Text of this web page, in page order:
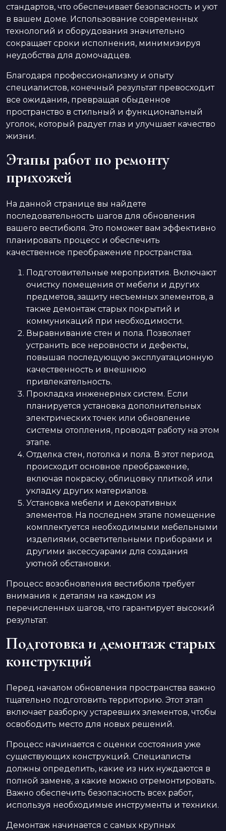
стандартов, что обеспечивает безопасность и уют
в вашем доме. Использование современных
технологий и оборудования значительно
сокращает сроки исполнения, минимизируя
неудобства для домочадцев.
Благодаря профессионализму и опыту
специалистов, конечный результат превосходит
все ожидания, превращая обыденное
пространство в стильный и функциональный
уголок, который радует глаз и улучшает качество
жизни.
Этапы работ по ремонту
прихожей
На данной странице вы найдете
последовательность шагов для обновления
вашего вестибюля. Это поможет вам эффективно
планировать процесс и обеспечить
качественное преображение пространства.
Подготовительные мероприятия. Включают
очистку помещения от мебели и других
предметов, защиту несъемных элементов, а
также демонтаж старых покрытий и
коммуникаций при необходимости.
Выравнивание стен и пола. Позволяет
устранить все неровности и дефекты,
повышая последующую эксплуатационную
качественность и внешнюю
привлекательность.
Прокладка инженерных систем. Если
планируется установка дополнительных
электрических точек или обновление
системы отопления, проводят работу на этом
этапе.
Отделка стен, потолка и пола. В этот период
происходит основное преображение,
включая покраску, облицовку плиткой или
укладку других материалов.
Установка мебели и декоративных
элементов. На последнем этапе помещение
комплектуется необходимыми мебельными
изделиями, осветительными приборами и
другими аксессуарами для создания
уютной обстановки.
Процесс возобновления вестибюля требует
внимания к деталям на каждом из
перечисленных шагов, что гарантирует высокий
результат.
Подготовка и демонтаж старых
конструкций
Перед началом обновления пространства важно
тщательно подготовить территорию. Этот этап
включает разборку устаревших элементов, чтобы
освободить место для новых решений.
Процесс начинается с оценки состояния уже
существующих конструкций. Специалисты
должны определить, какие из них нуждаются в
полной замене, а какие можно отремонтировать.
Важно обеспечить безопасность всех работ,
используя необходимые инструменты и техники.
Демонтаж начинается с самых крупных